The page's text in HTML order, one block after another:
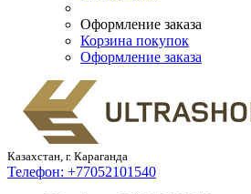
Оформление заказа
Корзина покупок
Оформление заказа
Казахстан, г. Караганда
Телефон: +77052101540